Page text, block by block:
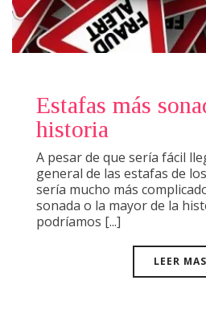
Estafas más
historia
A pesar de que sería fácil
general de las estafas de
sería mucho más
sonada o la mayor de la
podríamos [...]
LEER MAS